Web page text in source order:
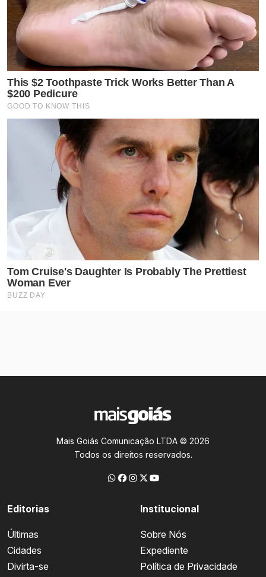
Mais Goiás Comunicação LTDA © 2026
Todos os direitos reservados.
Editorias
Últimas
Cidades
Divirta-se
Institucional
Sobre Nós
Expediente
Política de Privacidade